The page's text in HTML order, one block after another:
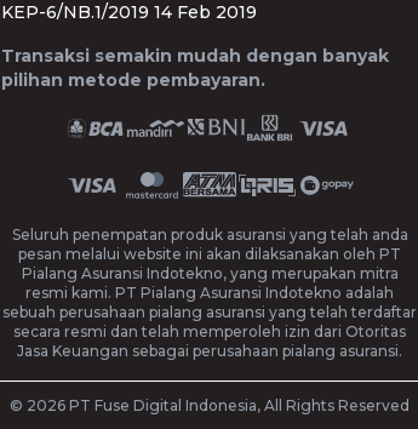
KEP-6/NB.1/2019 14 Feb 2019
Transaksi semakin mudah dengan banyak
pilihan metode pembayaran.
Seluruh penempatan produk asuransi yang telah anda
pesan melalui website ini akan dilaksanakan oleh PT
Pialang Asuransi Indotekno, yang merupakan mitra
resmi kami. PT Pialang Asuransi Indotekno adalah
sebuah perusahaan pialang asuransi yang telah terdaftar
secara resmi dan telah memperoleh izin dari Otoritas
Jasa Keuangan sebagai perusahaan pialang asuransi.
© 2026 PT Fuse Digital Indonesia, All Rights Reserved